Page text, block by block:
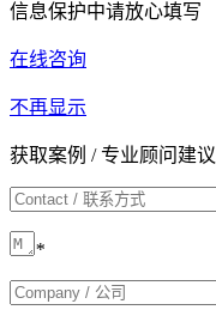
信息保护中请放心填写
在线咨询
不再显示
获取案例 / 专业顾问建议
*